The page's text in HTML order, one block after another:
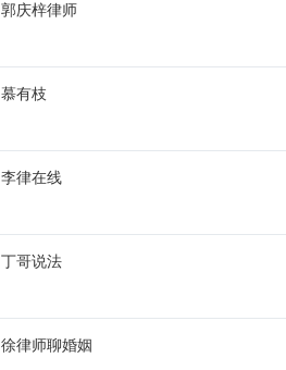
郭庆梓律师
慕有枝
李律在线
丁哥说法
徐律师聊婚姻